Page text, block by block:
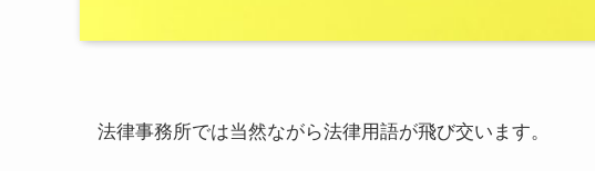
法律事務所では当然ながら法律用語が飛び交います。